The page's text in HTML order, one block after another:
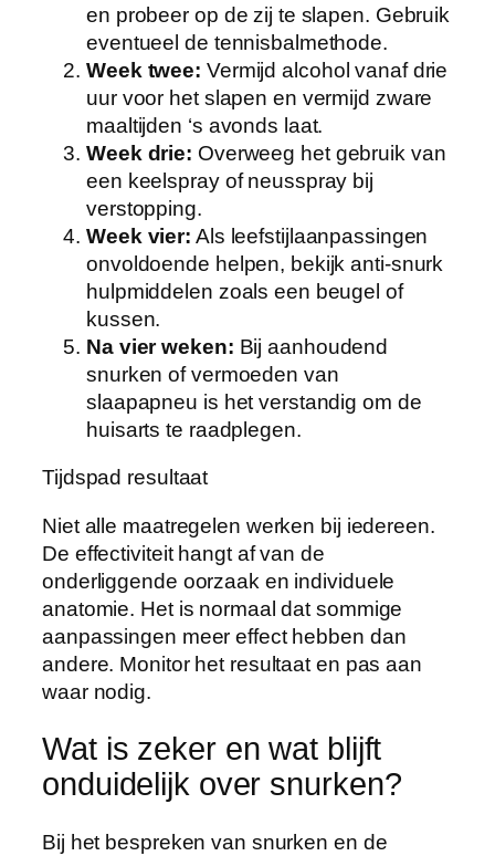
en probeer op de zij te slapen. Gebruik
eventueel de tennisbalmethode.
Week twee: Vermijd alcohol vanaf drie
uur voor het slapen en vermijd zware
maaltijden ‘s avonds laat.
Week drie: Overweeg het gebruik van
een keelspray of neusspray bij
verstopping.
Week vier: Als leefstijlaanpassingen
onvoldoende helpen, bekijk anti-snurk
hulpmiddelen zoals een beugel of
kussen.
Na vier weken: Bij aanhoudend
snurken of vermoeden van
slaapapneu is het verstandig om de
huisarts te raadplegen.
Tijdspad resultaat
Niet alle maatregelen werken bij iedereen.
De effectiviteit hangt af van de
onderliggende oorzaak en individuele
anatomie. Het is normaal dat sommige
aanpassingen meer effect hebben dan
andere. Monitor het resultaat en pas aan
waar nodig.
Wat is zeker en wat blijft
onduidelijk over snurken?
Bij het bespreken van snurken en de